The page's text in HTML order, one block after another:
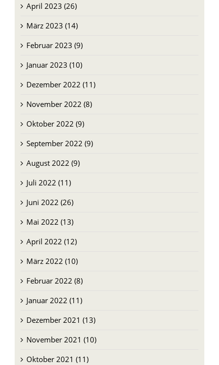
April 2023 (26)
März 2023 (14)
Februar 2023 (9)
Januar 2023 (10)
Dezember 2022 (11)
November 2022 (8)
Oktober 2022 (9)
September 2022 (9)
August 2022 (9)
Juli 2022 (11)
Juni 2022 (26)
Mai 2022 (13)
April 2022 (12)
März 2022 (10)
Februar 2022 (8)
Januar 2022 (11)
Dezember 2021 (13)
November 2021 (10)
Oktober 2021 (11)